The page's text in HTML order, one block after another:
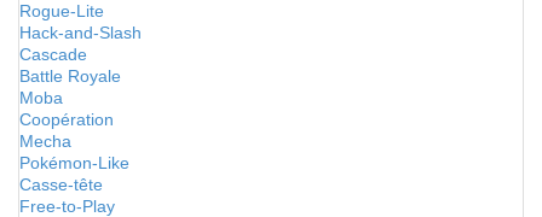
Rogue-Lite
Hack-and-Slash
Cascade
Battle Royale
Moba
Coopération
Mecha
Pokémon-Like
Casse-tête
Free-to-Play